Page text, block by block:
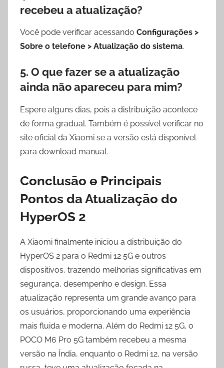
recebeu a atualização?
Você pode verificar acessando Configurações >
Sobre o telefone > Atualização do sistema.
5. O que fazer se a atualização
ainda não apareceu para mim?
Espere alguns dias, pois a distribuição acontece
de forma gradual. Também é possível verificar no
site oficial da Xiaomi se a versão está disponível
para download manual.
Conclusão e Principais
Pontos da Atualização do
HyperOS 2
A Xiaomi finalmente iniciou a distribuição do
HyperOS 2 para o Redmi 12 5G e outros
dispositivos, trazendo melhorias significativas em
segurança, desempenho e design. Essa
atualização representa um grande avanço para
os usuários, proporcionando uma experiência
mais fluida e moderna. Além do Redmi 12 5G, o
POCO M6 Pro 5G também recebeu a mesma
versão na Índia, enquanto o Redmi 12, na versão